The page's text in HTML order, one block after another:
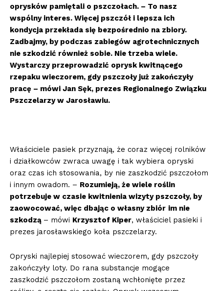
oprysków pamiętali o pszczołach. – To nasz
wspólny interes. Więcej pszczół i lepsza ich
kondycja przekłada się bezpośrednio na zbiory.
Zadbajmy, by podczas zabiegów agrotechnicznych
nie szkodzić również sobie. Nie trzeba wiele.
Wystarczy przeprowadzić oprysk kwitnącego
rzepaku wieczorem, gdy pszczoły już zakończyły
pracę – mówi Jan Sęk, prezes Regionalnego Związku
Pszczelarzy w Jarosławiu.
Właściciele pasiek przyznają, że coraz więcej rolników
i działkowców zwraca uwagę i tak wybiera opryski
oraz czas ich stosowania, by nie zaszkodzić pszczołom
i innym owadom. – Rozumieją, że wiele roślin
potrzebuje w czasie kwitnienia wizyty pszczoły, by
zaowocować, więc dbając o własny zbiór im nie
szkodzą – mówi Krzysztof Kiper, właściciel pasieki i
prezes jarosławskiego koła pszczelarzy.
Opryski najlepiej stosować wieczorem, gdy pszczoły
zakończyły loty. Do rana substancje mogące
zaszkodzić pszczołom zostaną wchłonięte przez